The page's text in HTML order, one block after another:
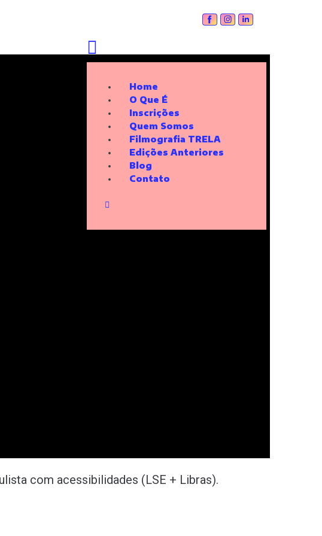
Home
O Que É
Inscrições
Quem Somos
Filmografia TRELA
Edições Anteriores
Blog
Contato
com acessibilidades (LSE + Libras).